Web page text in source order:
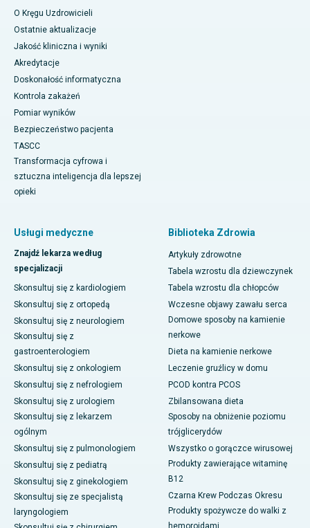
O Kręgu Uzdrowicieli
Ostatnie aktualizacje
Jakość kliniczna i wyniki
Akredytacje
Doskonałość informatyczna
Kontrola zakażeń
Pomiar wyników
Bezpieczeństwo pacjenta
TASCC
Transformacja cyfrowa i
sztuczna inteligencja dla lepszej
opieki
Usługi medyczne
Znajdź lekarza według
specjalizacji
Skonsultuj się z kardiologiem
Skonsultuj się z ortopedą
Skonsultuj się z neurologiem
Skonsultuj się z
gastroenterologiem
Skonsultuj się z onkologiem
Skonsultuj się z nefrologiem
Skonsultuj się z urologiem
Skonsultuj się z lekarzem
ogólnym
Skonsultuj się z pulmonologiem
Skonsultuj się z pediatrą
Skonsultuj się z ginekologiem
Skonsultuj się ze specjalistą
laryngologiem
Biblioteka Zdrowia
Artykuły zdrowotne
Tabela wzrostu dla dziewczynek
Tabela wzrostu dla chłopców
Wczesne objawy zawału serca
Domowe sposoby na kamienie
nerkowe
Dieta na kamienie nerkowe
Leczenie gruźlicy w domu
PCOD kontra PCOS
Zbilansowana dieta
Sposoby na obniżenie poziomu
trójglicerydów
Wszystko o gorączce wirusowej
Produkty zawierające witaminę
B12
Czarna Krew Podczas Okresu
Produkty spożywcze do walki z